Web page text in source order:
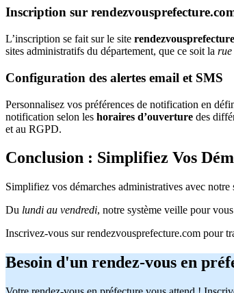
Inscription sur
L’inscription se fait sur le site
sites administratifs du département, que ce soit la rue
Configuration des alertes email et SMS
Personnalisez vos préférences de notification en
notification selon les horaires d’ouverture des
et au RGPD.
Conclusion : Simplifiez Vos
Simplifiez vos démarches administratives avec
Du lundi au vendredi, notre système veille pour
Inscrivez-vous sur rendezvousprefecture.com pour
Besoin d'un rendez-vous en